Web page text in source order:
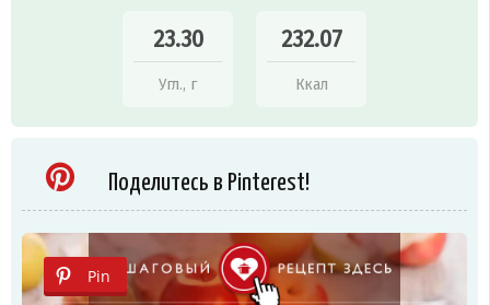
23.30
Угл., г
232.07
Ккал
Поделитесь в Pinterest!
Pin